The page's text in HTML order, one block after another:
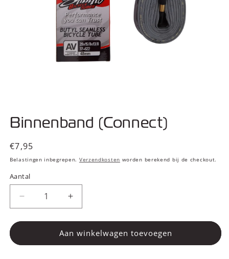
openen
in
Binnenband (Connect)
Normale
prijs
€7,95
Belastingen inbegrepen. Verzendkosten worden berekend bij de checkout.
Aantal
Aantal
verlagen
voor
Binnenband
(Connect)
Aantal
verhogen
voor
Binnenband
(Connect)
Aan winkelwagen toevoegen